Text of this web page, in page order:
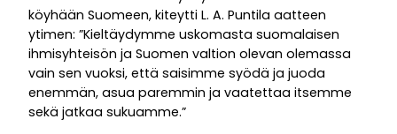
köyhään Suomeen, kiteytti L. A. Puntila aatteen
ytimen: ”Kieltäydymme uskomasta suomalaisen
ihmisyhteisön ja Suomen valtion olevan olemassa
vain sen vuoksi, että saisimme syödä ja juoda
enemmän, asua paremmin ja vaatettaa itsemme
sekä jatkaa sukuamme.”